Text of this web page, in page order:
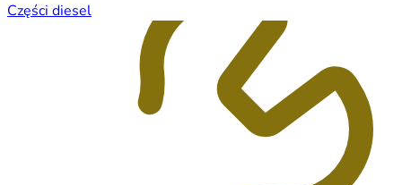
Części diesel